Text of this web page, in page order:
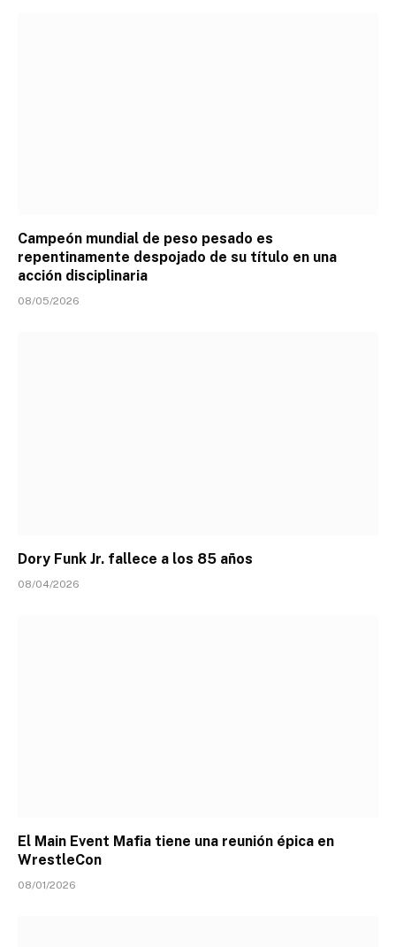
Campeón mundial de peso pesado es
repentinamente despojado de su título en una
acción disciplinaria
08/05/2026
Dory Funk Jr. fallece a los 85 años
08/04/2026
El Main Event Mafia tiene una reunión épica en
WrestleCon
08/01/2026